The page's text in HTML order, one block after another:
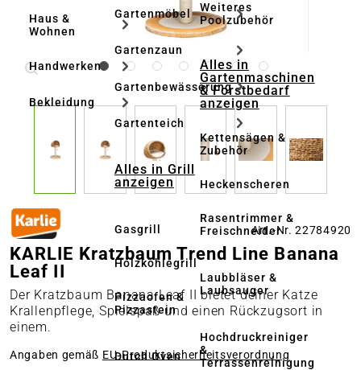
Haus &
Wohnen
Handwerken
Bekleidung
Gartenmöbel
Gartenzaun
Gartenbewässerung
Gartenteich
Alles in Grill
anzeigen
Gasgrill
Holzkohlegrill
Pizzaofen &
Pizzastein
Dutch Oven
Weiteres
Poolzubehör
Alles in
Gartenmaschinen
& Forstbedarf
anzeigen
Kettensägen &
Zubehör
Heckenscheren
Rasentrimmer &
Freischneider
Laubbläser &
Laubsauger
Hochdruckreiniger
&
Terrassenreinigung
Art.-Nr. 22784920
KARLIE Kratzbaum Trend Line Banana
Leaf II
Der Kratzbaum Banana Leaf II bietet deiner Katze
Krallenpflege, Spielspaß und einen Rückzugsort in
einem.
Angaben gemäß EU‑Produktsicherheitsverordnung